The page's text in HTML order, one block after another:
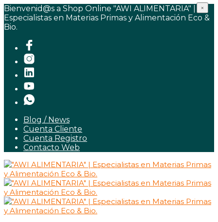
Bienvenid@s a Shop Online "AWI ALIMENTARIA" |
Especialistas en Materias Primas y Alimentación Eco &
Bio.
Blog / News
Cuenta Cliente
Cuenta Registro
Contacto Web
×